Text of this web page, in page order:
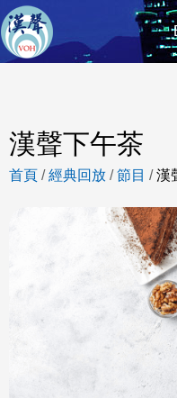
漢聲下午茶
首頁 /經典回放 /節目 /漢